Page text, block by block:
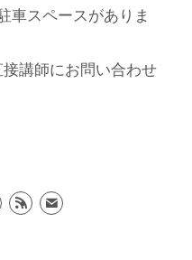
車スペースがありま
講師にお問い合わせ